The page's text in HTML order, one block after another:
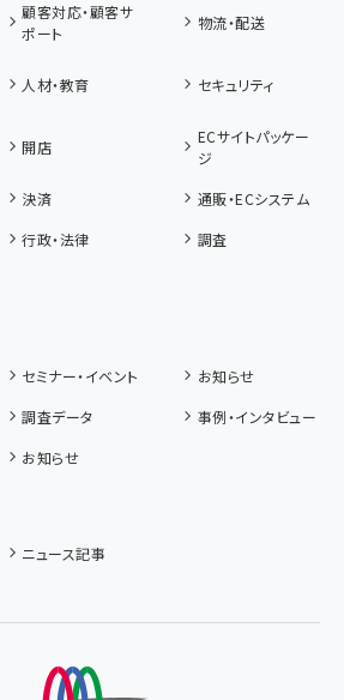
顧客対応・顧客サ
ポート
物流・配送
人材・教育 セキュリティ
開店
ECサイトパッケー
ジ
決済
通販・ECシステム
行政・法律
調査
セミナー・イベント
お知らせ
調査データ
事例・インタビュー
お知らせ
ニュース記事